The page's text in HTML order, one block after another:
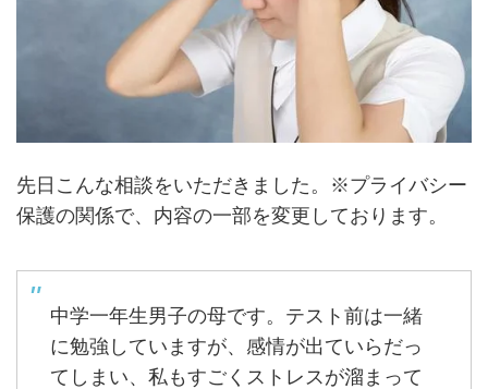
先日こんな相談をいただきました。※プライバシー
保護の関係で、内容の一部を変更しております。
中学一年生男子の母です。テスト前は一緒
に勉強していますが、感情が出ていらだっ
てしまい、私もすごくストレスが溜まって